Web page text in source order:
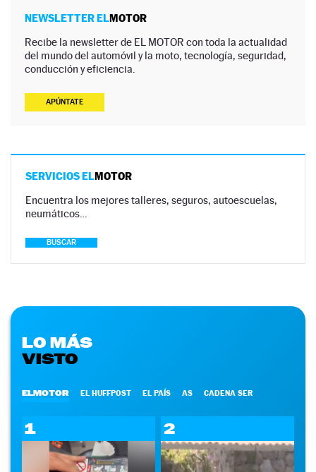
NEWSLETTER ELMOTOR
Recibe la newsletter de EL MOTOR con toda la actualidad
del mundo del automóvil y la moto, tecnología, seguridad,
conducción y eficiencia.
APÚNTATE
SERVICIOS ELMOTOR
Encuentra los mejores talleres, seguros, autoescuelas,
neumáticos…
BUSCAR
LO MÁS
VISTO
ELMOTOR EL HUFFPOST EL PAÍS AS CADENA SER
1 2